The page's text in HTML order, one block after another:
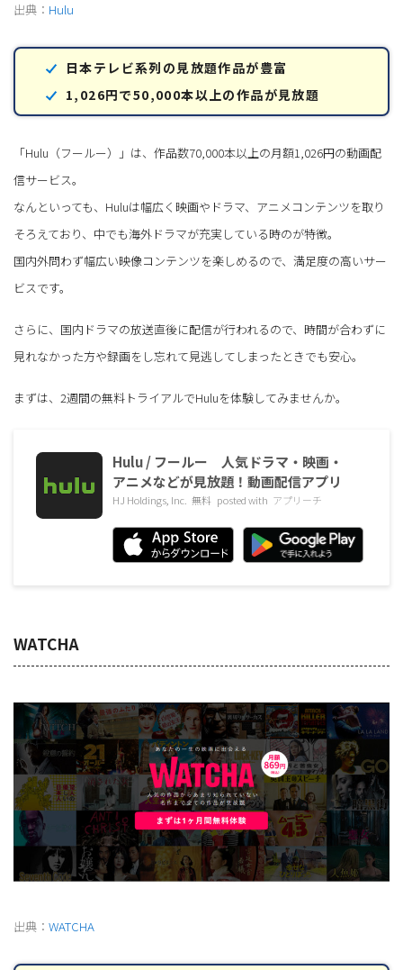
出典： Hulu
日本テレビ系列の見放題作品が豊富
1,026円で50,000本以上の作品が見放題
「Hulu（フールー）」は、作品数70,000本以上の月額1,026円の動画配
信サービス。
なんといっても、Huluは幅広く映画やドラマ、アニメコンテンツを取り
そろえており、中でも海外ドラマが充実している時のが特徴。
国内外問わず幅広い映像コンテンツを楽しめるので、満足度の高いサー
ビスです。
さらに、国内ドラマの放送直後に配信が行われるので、時間が合わずに
見れなかった方や録画をし忘れて見逃してしまったときでも安心。
まずは、2週間の無料トライアルでHuluを体験してみませんか。
Hulu / フールー 人気ドラマ・映画・
アニメなどが見放題！動画配信アプリ
HJ Holdings, Inc. 無料 posted with アプリーチ
WATCHA
出典： WATCHA